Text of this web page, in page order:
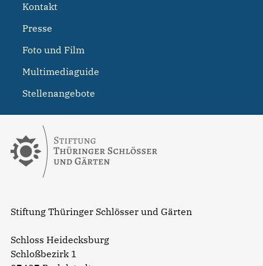
Stiftung Thüringer Schlösser und Gärten
Schloss Heidecksburg
Schloßbezirk 1
Kontakt
Presse
Foto und Film
Multimediaguide
Stellenangebote